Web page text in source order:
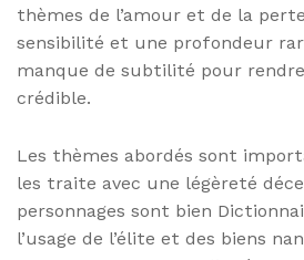
thèmes de l’amour et de la
sensibilité et une profondeur
manque de subtilité pour
crédible.
Les thèmes abordés sont
les traite avec une légèreté
personnages sont bien
l’usage de l’élite et des biens